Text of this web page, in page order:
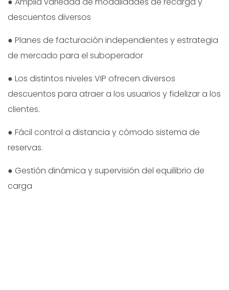
descuentos diversos
● Planes de facturación independientes y estrategia
de mercado para el suboperador
● Los distintos niveles VIP ofrecen diversos
descuentos para atraer a los usuarios y fidelizar a los
clientes.
● Fácil control a distancia y cómodo sistema de
reservas.
● Gestión dinámica y supervisión del equilibrio de
carga